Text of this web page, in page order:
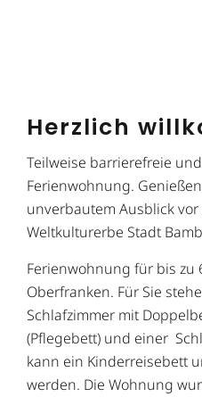
Herzlich
Teilweise barrierefreie
Ferienwohnung.
unverbautem Ausblick
Weltkulturerbe Stadt
Ferienwohnung für bis zu
Oberfranken. Für Sie
Schlafzimmer mit
(Pflegebett) und einer
kann ein Kinderreisebett
werden. Die Wohnung